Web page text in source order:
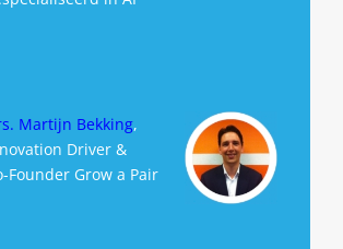
Martijn Bekking,
Driver &
Founder Grow a Pair